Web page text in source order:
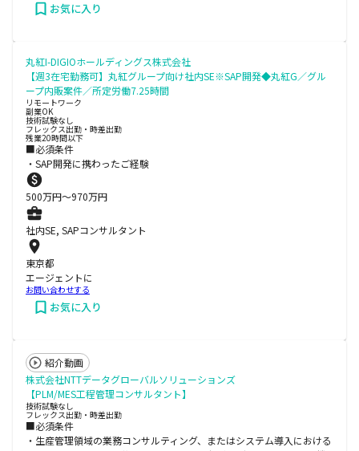
お気に入り
丸紅I-DIGIOホールディングス株式会社
【週3在宅勤務可】丸紅グループ向け社内SE※SAP開発◆丸紅G／グル
ープ内販案件／所定労働7.25時間
リモートワーク
副業OK
技術試験なし
フレックス出勤・時差出勤
残業20時間以下
■必須条件
・SAP開発に携わったご経験
500万円〜970万円
社内SE, SAPコンサルタント
東京都
エージェントに
お問い合わせする
お気に入り
紹介動画
株式会社NTTデータグローバルソリューションズ
【PLM/MES工程管理コンサルタント】
技術試験なし
フレックス出勤・時差出勤
■必須条件
・生産管理領域の業務コンサルティング、またはシステム導入における